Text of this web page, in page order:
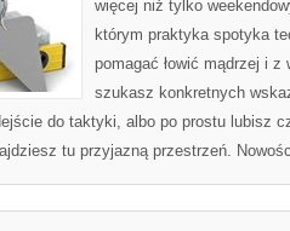
więcej niż tylko
którym praktyka spotyka
pomagać łowić mądrzej i
szukasz konkretnych
do taktyki, albo po prostu lubisz
tu przyjazną przestrzeń.